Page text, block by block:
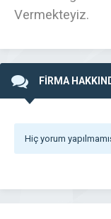
Vermekteyiz.
FİRMA
Hiç yorum